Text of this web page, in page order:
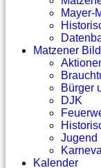
Mayer-
Matzener
Bürger
DJK
Jugend
Kalender